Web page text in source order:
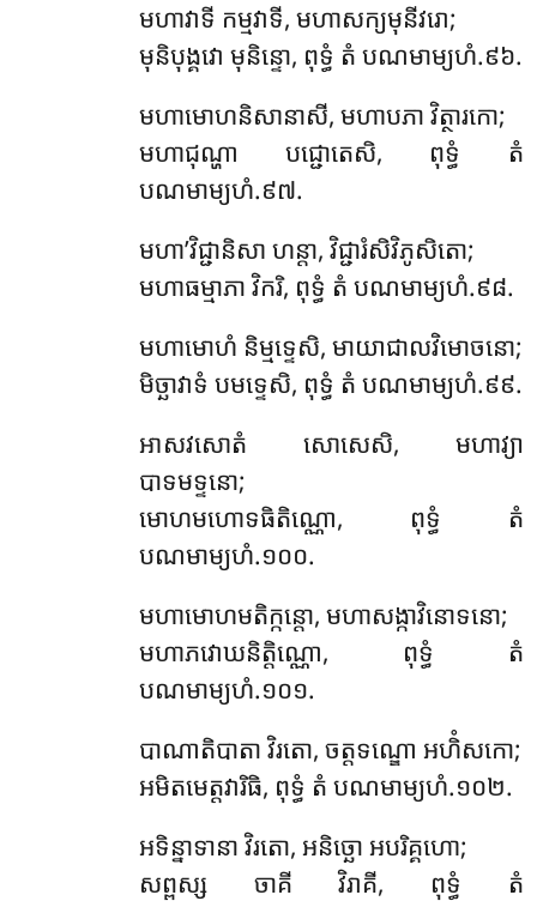
មហាវាទី កម្មវាទី, មហាសក្យមុនីវរោ;
មុនិបុង្គវោ មុនិន្ទោ, ពុទ្ធំ តំ បណមាម្យហំ.៩៦.
មហាមោហនិសានាសី, មហាបភា វិត្ថារកោ;
មហាជុណ្ហា បជ្ជោតេសិ, ពុទ្ធំ តំ
បណមាម្យហំ.៩៧.
មហា’វិជ្ជានិសា ហន្តា, វិជ្ជារំសិវិភូសិតោ;
មហាធម្មាភា វិករិ, ពុទ្ធំ តំ បណមាម្យហំ.៩៨.
មហាមោហំ និម្មទ្ទេសិ, មាយាជាលវិមោចនោ;
មិច្ឆាវាទំ បមទ្ទេសិ, ពុទ្ធំ តំ បណមាម្យហំ.៩៩.
អាសវសោតំ សោសេសិ, មហាវ្យា
បាទមទ្ទនោ;
មោហមហោទធិតិណ្ណោ, ពុទ្ធំ តំ
បណមាម្យហំ.១០០.
មហាមោហមតិក្កន្តោ, មហាសង្កាវិនោទនោ;
មហាភវោឃនិត្តិណ្ណោ, ពុទ្ធំ តំ
បណមាម្យហំ.១០១.
បាណាតិបាតា វិរតោ, ចត្តទណ្ឌោ អហិំសកោ;
អមិតមេត្តវារិធិ, ពុទ្ធំ តំ បណមាម្យហំ.១០២.
អទិន្នាទានា វិរតោ, អនិច្ឆោ អបរិគ្គហោ;
សព្ពស្ស ចាគី វិរាគី, ពុទ្ធំ តំ